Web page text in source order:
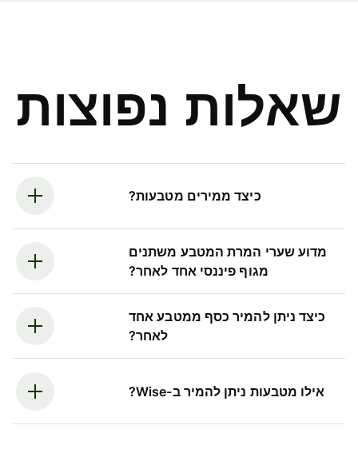
שאלות נפוצות
כיצד ממירים מטבעות?
מדוע שערי המרת המטבע משתנים
מגוף פיננסי אחד לאחר?
כיצד ניתן להמיר כסף ממטבע אחד
לאחר?
אילו מטבעות ניתן להמיר ב-Wise?